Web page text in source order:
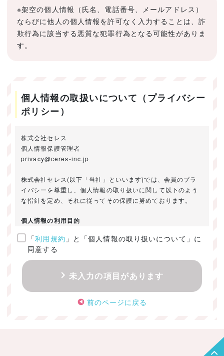
※架空の個人情報（氏名、電話番号、メールアドレス）
ならびに他人の個人情報を許可なく入力することは、詐
欺行為に該当する悪質な犯罪行為となる可能性がありま
す。
個人情報の取扱いについて（プライバシー
ポリシー）
株式会社セレス
個人情報保護管理者
privacy@ceres-inc.jp
株式会社セレス(以下「当社」といいます)では、会員のプラ
イバシーを尊重し、個人情報の取り扱いに関して以下のよう
な指針を定め、それに従ってその保護に努めております。
個人情報の利用目的
ご提供いただきました個人情報は、以下のためにのみ利用い
たします。
・お問い合わせに対する回答及び資料送付のご連絡
・当社のお客様向けサービスの提供
・本人確認
・サービスの開発・改善のための分析
「利用規約 」と「個人情報の取り扱いについて」に
同意する
未入力の項目があります
前のページに戻る